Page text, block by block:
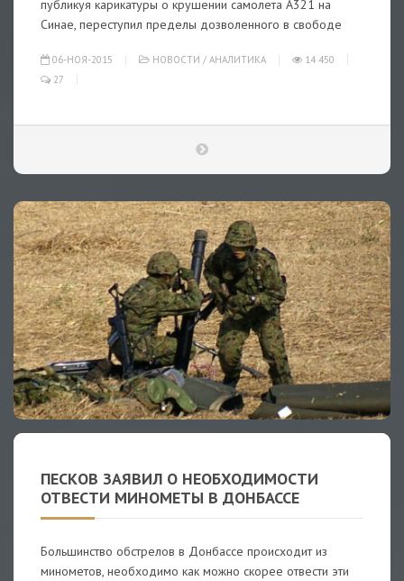
публикуя карикатуры о крушении самолета А321 на
Синае, переступил пределы дозволенного в свободе
06-НОЯ-2015 НОВОСТИ / АНАЛИТИКА
14 450
27
ПЕСКОВ ЗАЯВИЛ О НЕОБХОДИМОСТИ
ОТВЕСТИ МИНОМЕТЫ В ДОНБАССЕ
Большинство обстрелов в Донбассе происходит из
минометов, необходимо как можно скорее отвести эти